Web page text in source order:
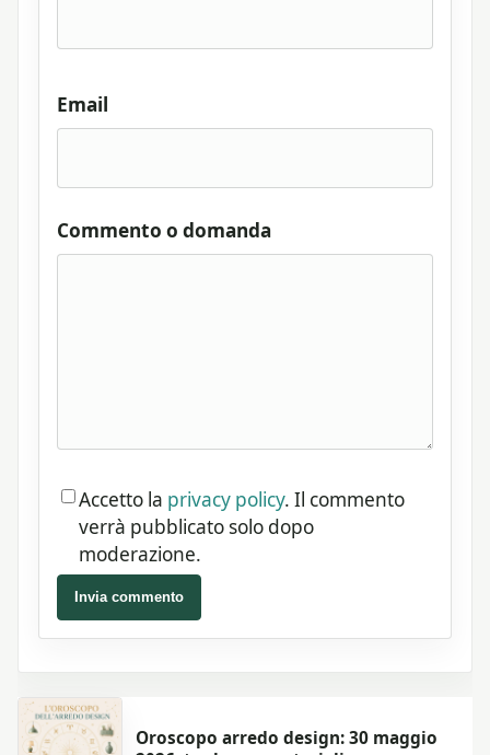
Email
Commento o domanda
Accetto la privacy policy. Il commento
verrà pubblicato solo dopo
moderazione.
Invia commento
Oroscopo arredo design: 30 maggio